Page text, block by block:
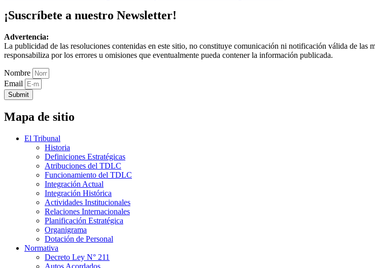
¡Suscríbete a nuestro Newsletter!
Advertencia:
La publicidad de las resoluciones contenidas en este sitio, no constituye comunicación ni notificación válida de las
responsabiliza por los errores u omisiones que eventualmente pueda contener la información publicada.
Nombre
Email
Submit
Mapa de sitio
El Tribunal
Historia
Definiciones Estratégicas
Atribuciones del TDLC
Funcionamiento del TDLC
Integración Actual
Integración Histórica
Actividades Institucionales
Relaciones Internacionales
Planificación Estratégica
Organigrama
Dotación de Personal
Normativa
Decreto Ley N° 211